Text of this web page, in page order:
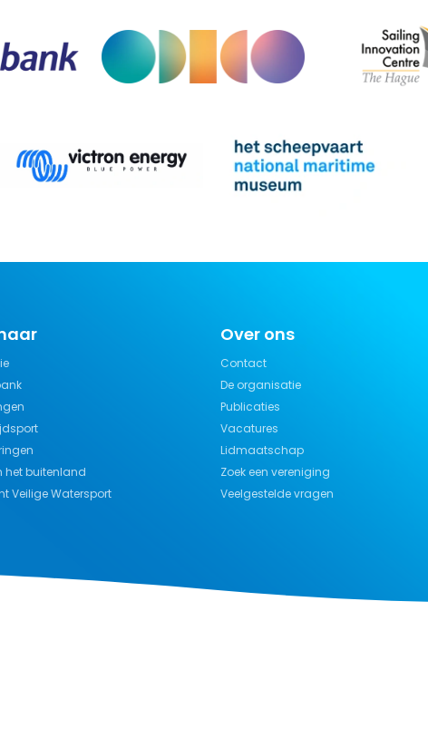
het buitenland
Veilige Watersport
Over ons
Contact
De organisatie
Publicaties
Vacatures
Lidmaatschap
Zoek een vereniging
Veelgestelde vragen